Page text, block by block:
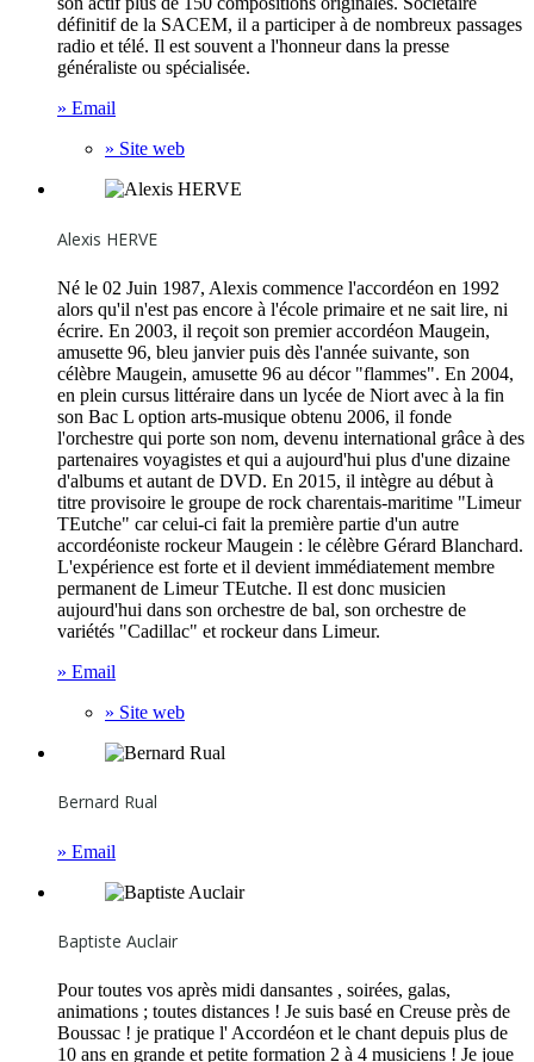
définitif de la SACEM, il a participer à de nombreux passages
radio et télé. Il est souvent a l'honneur dans la presse
généraliste ou spécialisée.
» Email
» Site web
Alexis HERVE
Né le 02 Juin 1987, Alexis commence l'accordéon en 1992
alors qu'il n'est pas encore à l'école primaire et ne sait lire, ni
écrire. En 2003, il reçoit son premier accordéon Maugein,
amusette 96, bleu janvier puis dès l'année suivante, son
célèbre Maugein, amusette 96 au décor "flammes". En 2004,
en plein cursus littéraire dans un lycée de Niort avec à la fin
son Bac L option arts-musique obtenu 2006, il fonde
l'orchestre qui porte son nom, devenu international grâce à des
partenaires voyagistes et qui a aujourd'hui plus d'une dizaine
d'albums et autant de DVD. En 2015, il intègre au début à
titre provisoire le groupe de rock charentais-maritime "Limeur
TEutche" car celui-ci fait la première partie d'un autre
accordéoniste rockeur Maugein : le célèbre Gérard Blanchard.
L'expérience est forte et il devient immédiatement membre
permanent de Limeur TEutche. Il est donc musicien
aujourd'hui dans son orchestre de bal, son orchestre de
variétés "Cadillac" et rockeur dans Limeur.
» Email
» Site web
Bernard Rual
» Email
Baptiste Auclair
Pour toutes vos après midi dansantes , soirées, galas,
animations ; toutes distances ! Je suis basé en Creuse près de
Boussac ! je pratique l' Accordéon et le chant depuis plus de
10 ans en grande et petite formation 2 à 4 musiciens ! Je joue